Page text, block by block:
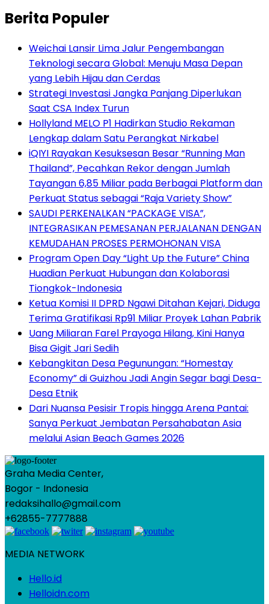
Berita Populer
Weichai Lansir Lima Jalur Pengembangan
Teknologi secara Global: Menuju Masa Depan
yang Lebih Hijau dan Cerdas
Strategi Investasi Jangka Panjang Diperlukan
Saat CSA Index Turun
Hollyland MELO P1 Hadirkan Studio Rekaman
Lengkap dalam Satu Perangkat Nirkabel
iQIYI Rayakan Kesuksesan Besar “Running Man
Thailand”, Pecahkan Rekor dengan Jumlah
Tayangan 6,85 Miliar pada Berbagai Platform dan
Perkuat Status sebagai “Raja Variety Show”
SAUDI PERKENALKAN “PACKAGE VISA”,
INTEGRASIKAN PEMESANAN PERJALANAN DENGAN
KEMUDAHAN PROSES PERMOHONAN VISA
Program Open Day “Light Up the Future” China
Huadian Perkuat Hubungan dan Kolaborasi
Tiongkok-Indonesia
Ketua Komisi II DPRD Ngawi Ditahan Kejari, Diduga
Terima Gratifikasi Rp91 Miliar Proyek Lahan Pabrik
Uang Miliaran Farel Prayoga Hilang, Kini Hanya
Bisa Gigit Jari Sedih
Kebangkitan Desa Pegunungan: “Homestay
Economy” di Guizhou Jadi Angin Segar bagi Desa-
Desa Etnik
Dari Nuansa Pesisir Tropis hingga Arena Pantai:
Sanya Perkuat Jembatan Persahabatan Asia
melalui Asian Beach Games 2026
Graha Media Center,
Bogor - Indonesia
redaksihallo@gmail.com
+62855-7777888
MEDIA NETWORK
Hello.id
Helloidn.com